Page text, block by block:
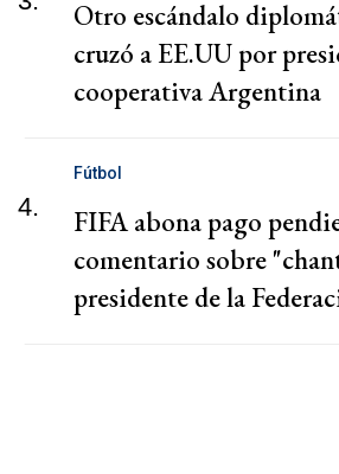
Otro escándalo
cruzó a EE.UU por
cooperativa Argentina
4.
Fútbol
FIFA abona pago
comentario sobre
presidente de la